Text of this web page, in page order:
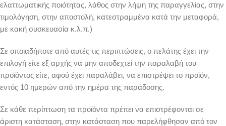
ελαττωματικής ποιότητας, λάθος στην λήψη της παραγγελίας, στην
τιμολόγηση, στην αποστολή, κατεστραμμένα κατά την μεταφορά,
με κακή συσκευασία κ.λ.π.)
Σε οποιαδήποτε από αυτές τις περιπτώσεις, ο πελάτης έχει την
επιλογή είτε εξ αρχής να μην αποδεχτεί την παραλαβή του
προϊόντος είτε, αφού έχει παραλάβει, να επιστρέψει το προϊόν,
εντός 10 ημερών από την ημέρα της παράδοσης.
Σε κάθε περίπτωση τα προϊόντα πρέπει να επιστρέφονται σε
άριστη κατάσταση, στην κατάσταση που παρελήφθησαν από τον